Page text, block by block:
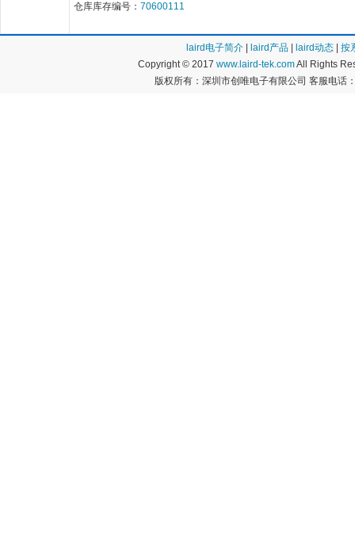
仓库库存编号： 70600111
laird电子简介 laird产品 laird动态
按
Copyright © 2017 www.laird-tek.comAll Rights
版权所有：深圳市创唯电子有限公司 客服电话